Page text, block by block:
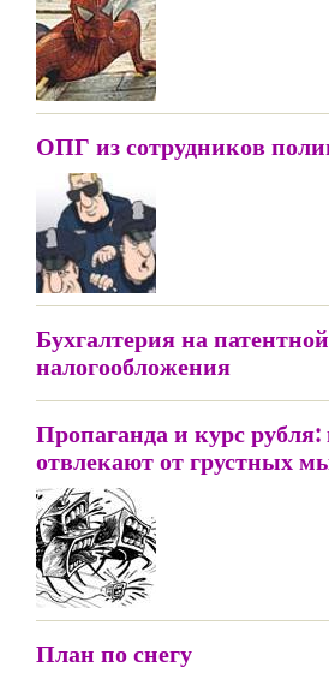
ОПГ из сотрудников
Бухгалтерия на
налогообложения
Пропаганда и курс рубля:
отвлекают от грустных
План по снегу